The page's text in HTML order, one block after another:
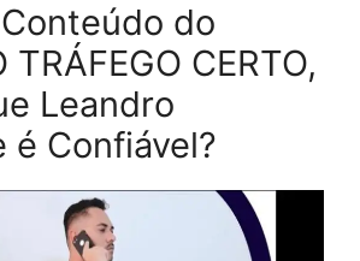
do
TRÁFEGO CERTO,
Leandro
é Confiável?